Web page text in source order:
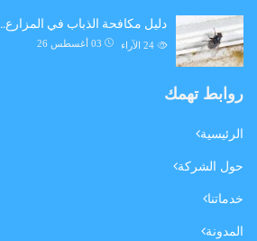
دليل مكافحة الذباب في
03 أغسطس 26 الآراء
روابط تهمك
الرئيسية
حول الشركة
خدماتنا
المدونة